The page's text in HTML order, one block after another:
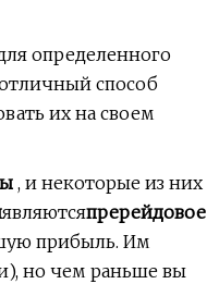
определенного
способ
их на своем
, и некоторые из них
являютсяпререйдовое
прибыль. Им
но чем раньше вы